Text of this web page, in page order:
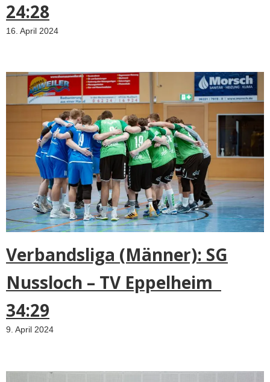
24:28
16. April 2024
Verbandsliga (Männer): SG
Nussloch – TV Eppelheim
34:29
9. April 2024